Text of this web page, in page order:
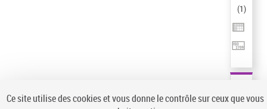
(1)
Ce site utilise des cookies et vous donne le contrôle sur ceux que vous